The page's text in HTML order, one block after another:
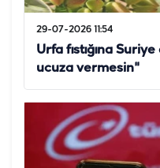
29-07-2026 11:54
Urfa fıstığına
ucuza vermesin"